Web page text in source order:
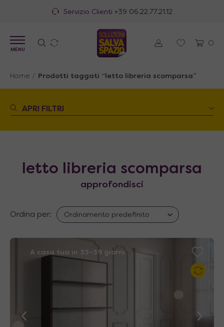
Servizio Clienti +39 06.22.77.21.12
0
MENU
Home / Prodotti taggati “letto libreria scomparsa”
APRI FILTRI
letto libreria scomparsa
approfondisci
Ordina per:
A casa tua in 33~39 giorni